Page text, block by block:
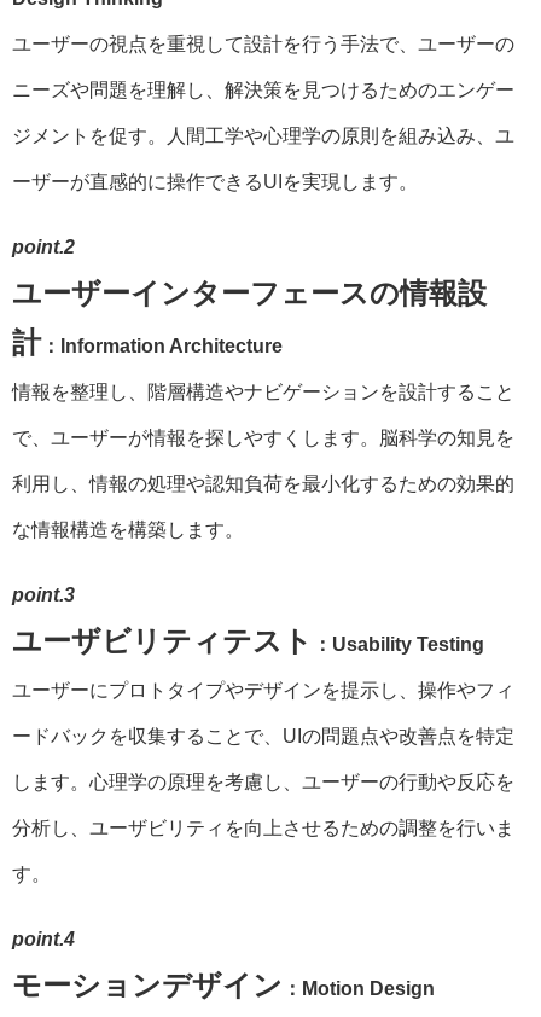
ユーザーの視点を重視して設計を行う手法で、ユーザーの
ニーズや問題を理解し、解決策を見つけるためのエンゲー
ジメントを促す。人間工学や心理学の原則を組み込み、ユ
ーザーが直感的に操作できるUIを実現します。
point.2
ユーザーインターフェースの情報設
計：Information Architecture
情報を整理し、階層構造やナビゲーションを設計すること
で、ユーザーが情報を探しやすくします。脳科学の知見を
利用し、情報の処理や認知負荷を最小化するための効果的
な情報構造を構築します。
point.3
ユーザビリティテスト ：Usability Testing
ユーザーにプロトタイプやデザインを提示し、操作やフィ
ードバックを収集することで、UIの問題点や改善点を特定
します。心理学の原理を考慮し、ユーザーの行動や反応を
分析し、ユーザビリティを向上させるための調整を行いま
す。
point.4
モーションデザイン ：Motion Design